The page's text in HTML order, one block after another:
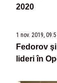
2020
1 nov. 2019,
Fedorov
lideri în